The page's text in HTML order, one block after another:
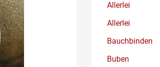
Allerlei
Allerlei
Bauchbinden
Buben